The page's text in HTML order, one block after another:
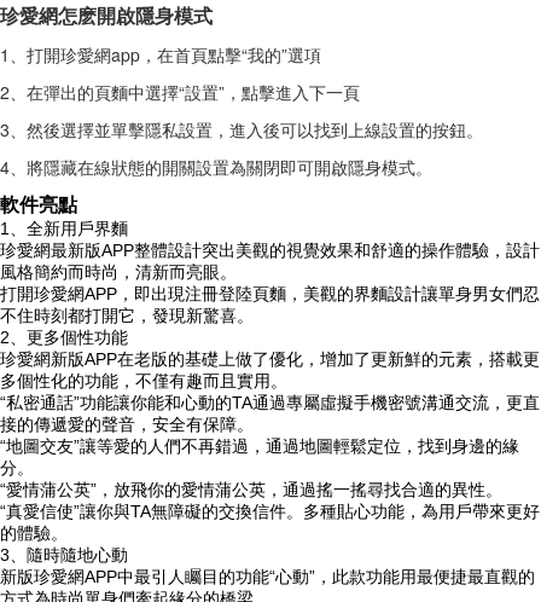
珍愛網怎麽開啟隱身模式
1、打開珍愛網app，在首頁點擊“我的”選項
2、在彈出的頁麵中選擇“設置”，點擊進入下一頁
3、然後選擇並單擊隱私設置，進入後可以找到上線設置的按鈕。
4、將隱藏在線狀態的開關設置為關閉即可開啟隱身模式。
軟件亮點
1、全新用戶界麵
珍愛網最新版APP整體設計突出美觀的視覺效果和舒適的操作體驗，設計
風格簡約而時尚，清新而亮眼。
打開珍愛網APP，即出現注冊登陸頁麵，美觀的界麵設計讓單身男女們忍
不住時刻都打開它，發現新驚喜。
2、更多個性功能
珍愛網新版APP在老版的基礎上做了優化，增加了更新鮮的元素，搭載更
多個性化的功能，不僅有趣而且實用。
“私密通話”功能讓你能和心動的TA通過專屬虛擬手機密號溝通交流，更直
接的傳遞愛的聲音，安全有保障。
“地圖交友”讓等愛的人們不再錯過，通過地圖輕鬆定位，找到身邊的緣
分。
“愛情蒲公英”，放飛你的愛情蒲公英，通過搖一搖尋找合適的異性。
“真愛信使”讓你與TA無障礙的交換信件。多種貼心功能，為用戶帶來更好
的體驗。
3、隨時隨地心動
新版珍愛網APP中最引人矚目的功能“心動”，此款功能用最便捷最直觀的